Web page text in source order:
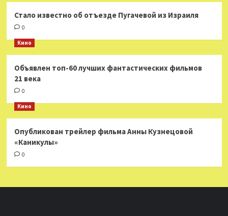
Стало известно об отъезде Пугачевой из Израиля
0
Кино
Объявлен топ-60 лучших фантастических фильмов
21 века
0
Кино
Опубликован трейлер фильма Анны Кузнецовой
«Каникулы»
0